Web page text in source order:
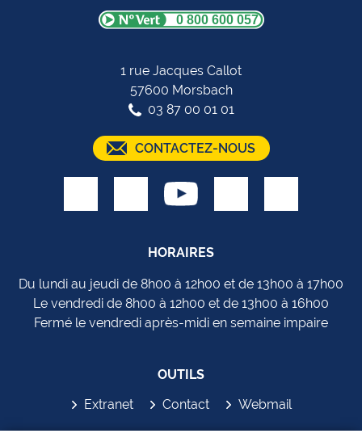
0 800 600 057
1 rue Jacques Callot
57600 Morsbach
03 87 00 01 01
CONTACTEZ-NOUS
HORAIRES
Du lundi au jeudi de 8h00 à 12h00 et de 13h00 à 17h00
Le vendredi de 8h00 à 12h00 et de 13h00 à 16h00
Fermé le vendredi après-midi en semaine impaire
OUTILS
Extranet
Contact Webmail